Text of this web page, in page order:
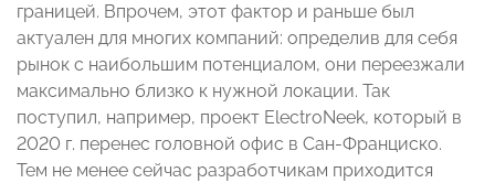
границей. Впрочем, этот фактор и раньше был
актуален для многих компаний: определив для себя
рынок с наибольшим потенциалом, они переезжали
максимально близко к нужной локации. Так
поступил, например, проект ElectroNeek, который в
2020 г. перенес головной офис в Сан-Франциско.
Тем не менее сейчас разработчикам приходится